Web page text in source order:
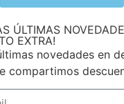
ÚLTIMAS
EXTRA!
novedades en
compartimos